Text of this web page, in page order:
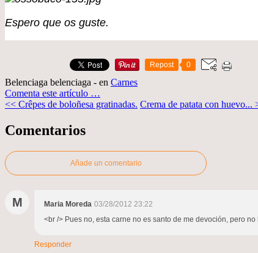
Espero que os guste.
Repost 0
Belenciaga belenciaga - en Carnes
Comenta este artículo …
<< Crêpes de boloñesa gratinadas. Crema de patata con huevo...
Comentarios
Añade un comentario
M Maria Moreda 03/28/2012 23:22
<br /> Pues no, esta carne no es santo de me devoción, pero
Responder